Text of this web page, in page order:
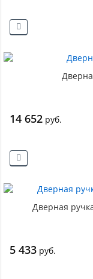
14 652 руб.
Дверная
5 433 руб.